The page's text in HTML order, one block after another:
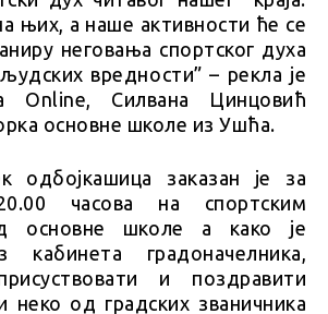
њих, а наше активности ће се
неговања спортског духа
вредности” – рекла је
Online, Силвана Цинцовић
основне школе из Ушћа.
одбојкашица заказан је за
часова на спортским
основне школе а како је
кабинета градоначелника,
и поздравити
неко од градских званичника